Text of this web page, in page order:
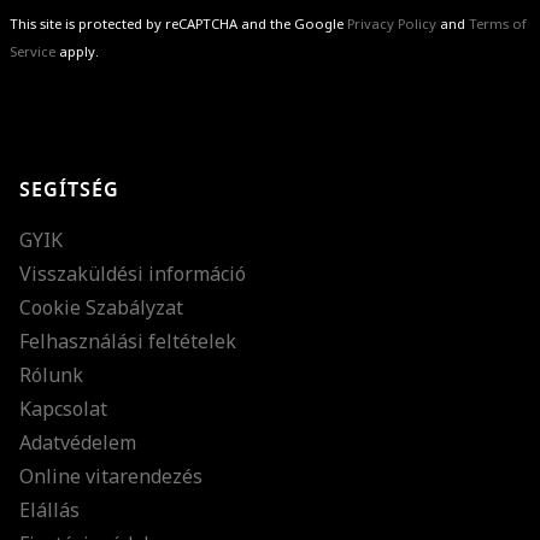
This site is protected by reCAPTCHA and the Google Privacy Policy and Terms of
Service apply.
különleges ajánlatainkat és stílustippjeinket!
SEGÍTSÉG
GYIK
Visszaküldési információ
Cookie Szabályzat
Felhasználási feltételek
Rólunk
Kapcsolat
Adatvédelem
Online vitarendezés
Elállás